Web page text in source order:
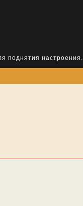
поднятия настроения.